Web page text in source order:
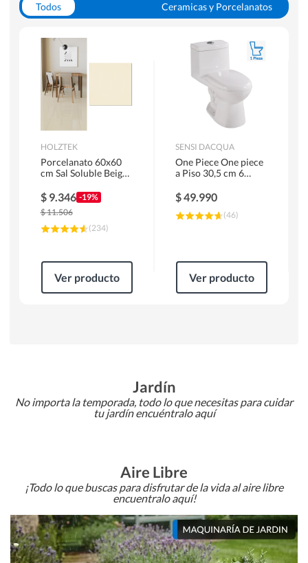
Todos
Ceramicas y Porcelanatos
WC y Sanitarios
Pisos Flotantes y Laminados
Pinturas
HOLZTEK
Porcelanato 60x60
cm Sal Soluble Beige
$ 9.346 -19%
$11.506
(234)
Ver producto
SENSI DACQUA
One Piece One piece
a Piso 30,5 cm 6
$49.990
(46)
Ver producto
Jardín
No importa la temporada, todo lo que necesitas para cuidar
tu jardín encuéntralo aquí
Aire Libre
¡Todo lo que buscas para disfrutar de la vida al aire libre
encuentralo aquí!